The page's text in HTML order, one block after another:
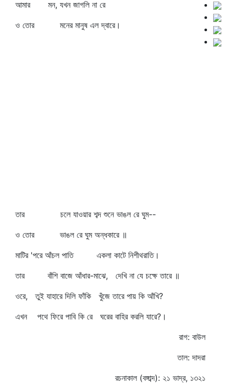
আমার মন, যখন জাগলি না রে
ও তোর মনের মানুষ এল দ্বারে।
তার চলে যাওয়ার শব্দ শুনে ভাঙল রে ঘুম--
ও তোর ভাঙল রে ঘুম অন্ধকারে ॥
মাটির 'পরে আঁচল পাতি একলা কাটে নিশীথরাতি।
তার বাঁশি বাজে আঁধার-মাঝে, দেখি না যে চক্ষে তারে ॥
ওরে, তুই যাহারে দিলি ফাঁকি খুঁজে তারে পায় কি আঁখি?
এখন পথে ফিরে পাবি কি রে ঘরের বাহির করলি যারে?।
রাগ: বাউল
তাল: দাদরা
রচনাকাল (বঙ্গাব্দ): ২১ ভাদ্র, ১৩২১